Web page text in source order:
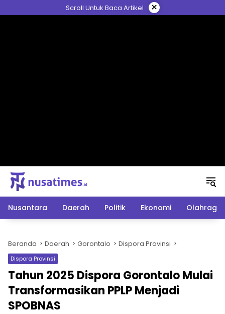
ke
Scroll Untuk Baca Artikel ×
Nusantara Daerah Politik Ekonomi Olahraga
Beranda Daerah Gorontalo Dispora Provinsi
Dispora Provinsi
Tahun 2025 Dispora Gorontalo Mulai
Transformasikan PPLP Menjadi
SPOBNAS